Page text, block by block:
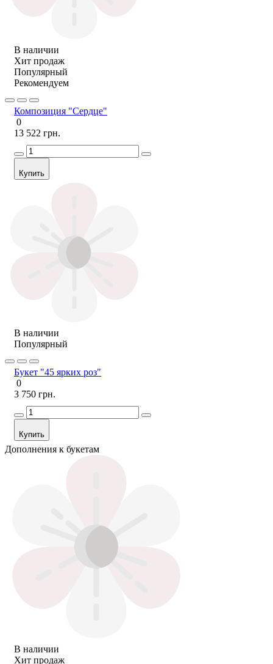
В наличии
Хит продаж
Популярный
Рекомендуем
Композиция "Сердце"
0
13 522 грн.
Купить
В наличии
Популярный
Букет "45 ярких роз"
0
3 750 грн.
Купить
Дополнения к букетам
В наличии
Хит продаж